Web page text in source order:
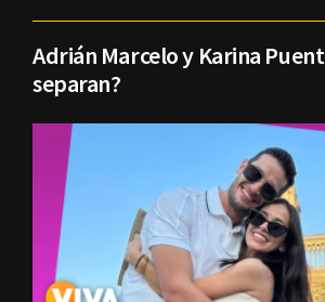
Adrián Marcelo y Karina
separan?